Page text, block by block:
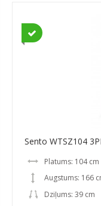
Sento WTSZ104
Platums: 104 cm
Augstums: 166
Dziļums: 39 cm